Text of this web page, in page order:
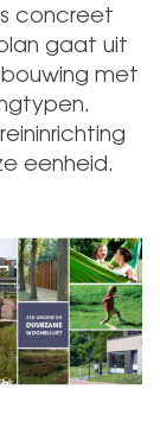
concreet
gaat uit
met
eenheid.